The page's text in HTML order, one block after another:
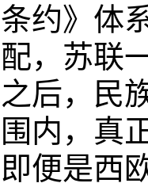
约》体
，苏联
后，民
围内，真
便是西